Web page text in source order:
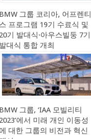
BMW 그룹 코리아, 어프렌티
스 프로그램 19기 수료식 및
20기 발대식·아우스빌둥 7기
발대식 통합 개최
BMW 그룹, ‘IAA 모빌리티
2023’에서 미래 개인 이동성
에 대한 그룹의 비전과 혁신